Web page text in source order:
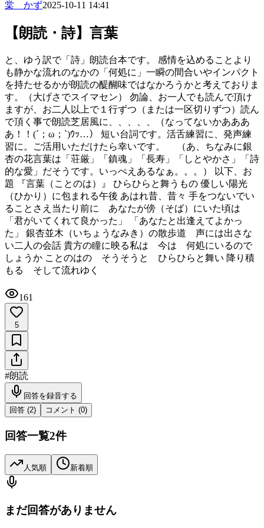
棠 かず2025-10-11 14:41
【朗読・詩】言葉
と、ゆう訳で「詩」朗読台本です。 感情を込めることより
も静かな流れのなかの「何処に」一瞬の間合いやインパクト
を持たせるかが朗読の醍醐味ではなかろうかと考えておりま
す。（大げさでスイマセン） 勿論、お一人でも読んで頂け
ますが、お二人以上で１行ずつ（または一区切りずつ）読ん
で頂く事で朗読芝居風に、、、、、（なってないかあああ
あ！！(´；ω；`)ｳｯ…） 短い台詞です。活舌練習に、発声練
習に。ご活用いただけたら幸いです。 （あ、ちなみに銀
杏の花言葉は「荘厳」「鎮魂」「長寿」「しとやかさ」「詩
的な愛」だそうです。いっぺえあるなぁ。。。） 以下、お
題 『言葉（ことのは）』 ひらひらと舞うもの 優しい陽光
（ひかり）に包まれる午後 あはれ昔、昔々 手をつないでい
ることさえ当たり前に あなたが傍（そば）にいた頃は
「君がいてくれて良かった」 「あなたと出逢えてよかっ
た」 銀杏並木（いちょうなみき）の散歩道 声には出さな
い二人の会話 貴方の瞳に映る私は 今は 何処にいるので
しょうか ことのはの そうそうと ひらひらと舞い 降り積
もる そして流れゆく
161
5
#朗読
回答を録音する
回答 (2) コメント (0)
回答一覧2件
人気順 新着順
まだ回答がありません